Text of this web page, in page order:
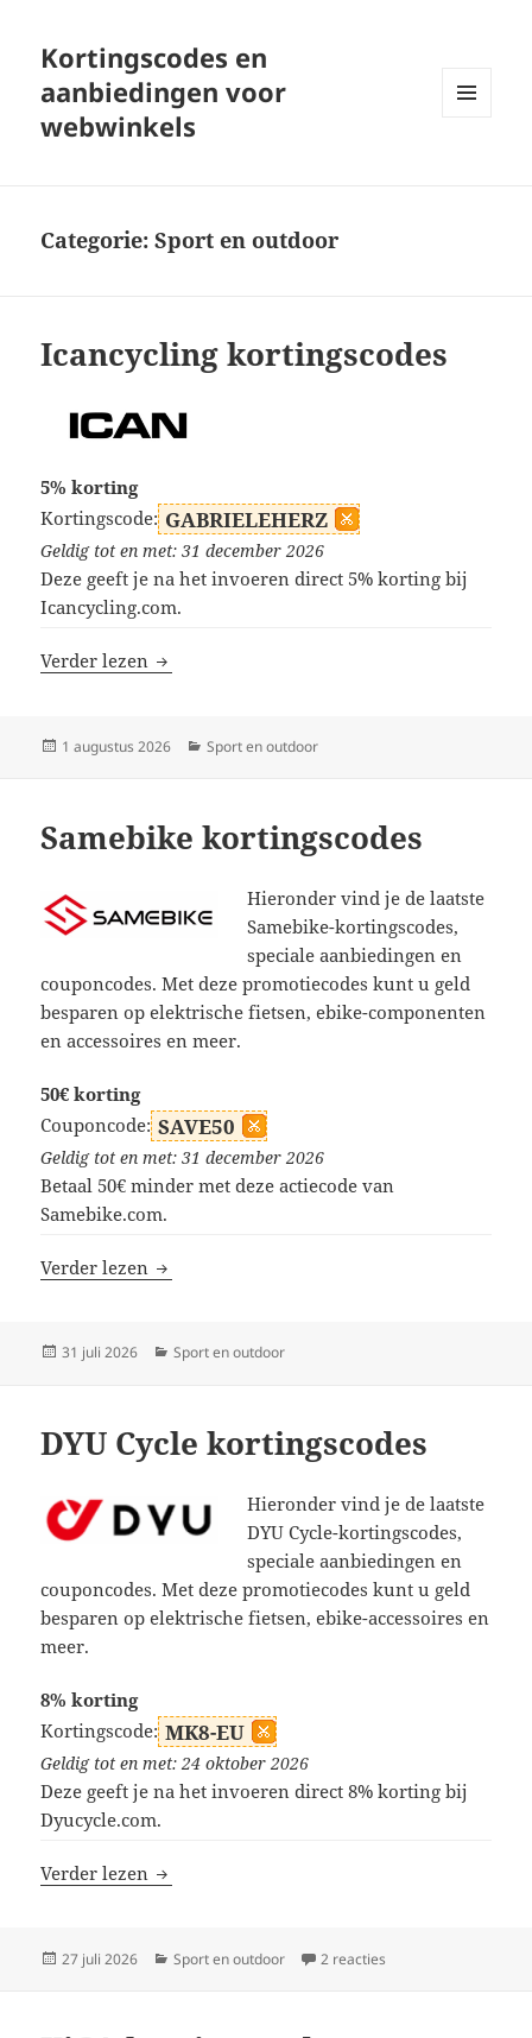
Kortingscodes en
aanbiedingen voor
webwinkels
Categorie:Sport en outdoor
Icancycling kortingscodes
5% korting
Kortingscode: GABRIELEHERZ
Geldig tot en met: 31 december 2026
Deze geeft je na het invoeren direct 5% korting bij
Icancycling.com.
Verder lezen Icancycling kortingscodes
Geplaatst
1 augustus 2026 Categorieën
Sport en outdoor
Samebike kortingscodes
Hieronder vind je de laatste
Samebike-kortingscodes,
speciale aanbiedingen en
couponcodes. Met deze promotiecodes kunt u geld
besparen op elektrische fietsen, ebike-componenten
en accessoires en meer.
50€ korting
Couponcode: SAVE50
Geldig tot en met: 31 december 2026
Betaal 50€ minder met deze actiecode van
Samebike.com.
Verder lezen Samebike kortingscodes
Geplaatst
31 juli 2026 Categorieën
Sport en outdoor
DYU Cycle kortingscodes
Hieronder vind je de laatste
DYU Cycle-kortingscodes,
speciale aanbiedingen en
couponcodes. Met deze promotiecodes kunt u geld
besparen op elektrische fietsen, ebike-accessoires en
meer.
8% korting
Kortingscode: MK8-EU
Geldig tot en met: 24 oktober 2026
Deze geeft je na het invoeren direct 8% korting bij
Dyucycle.com.
Verder lezen DYU Cycle kortingscodes
Geplaatst
27 juli 2026 Categorieën
Sport en outdoor 2 reacties